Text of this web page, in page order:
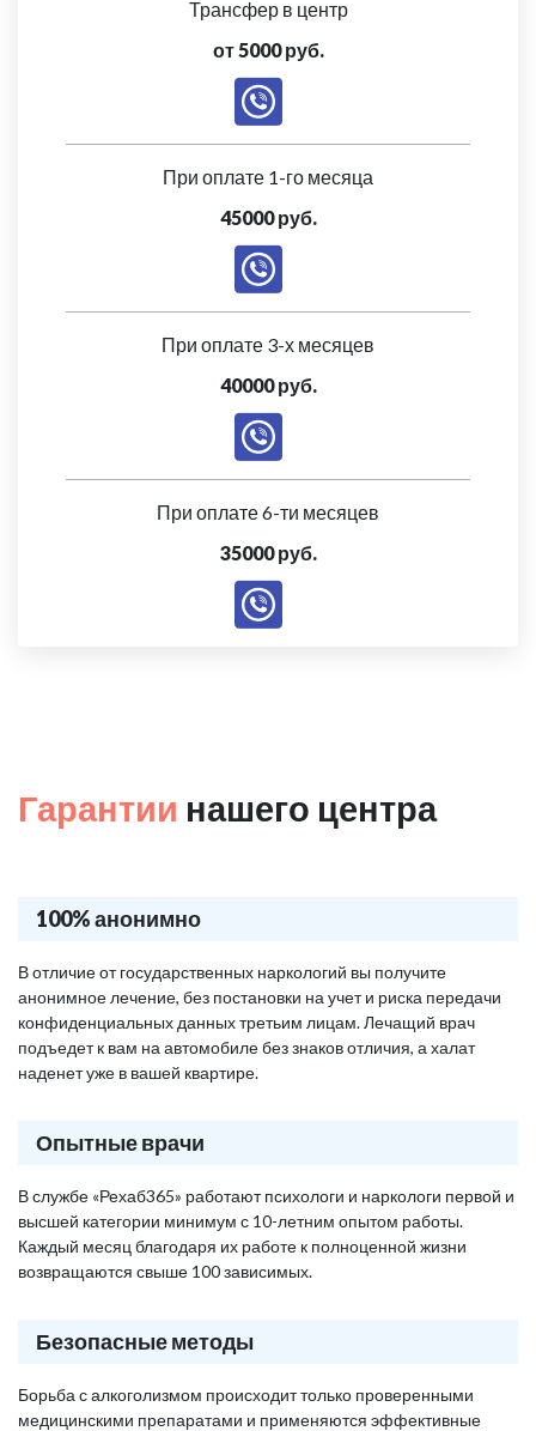
Трансфер в центр
от 5000 руб.
При оплате 1-го месяца
45000 руб.
При оплате 3-х месяцев
40000 руб.
При оплате 6-ти месяцев
35000 руб.
Гарантии нашего центра
100% анонимно
В отличие от государственных наркологий вы получите
анонимное лечение, без постановки на учет и риска передачи
конфиденциальных данных третьим лицам. Лечащий врач
подъедет к вам на автомобиле без знаков отличия, а халат
наденет уже в вашей квартире.
Опытные врачи
В службе «Рехаб365» работают психологи и наркологи первой и
высшей категории минимум с 10-летним опытом работы.
Каждый месяц благодаря их работе к полноценной жизни
возвращаются свыше 100 зависимых.
Безопасные методы
Борьба с алкоголизмом происходит только проверенными
медицинскими препаратами и применяются эффективные